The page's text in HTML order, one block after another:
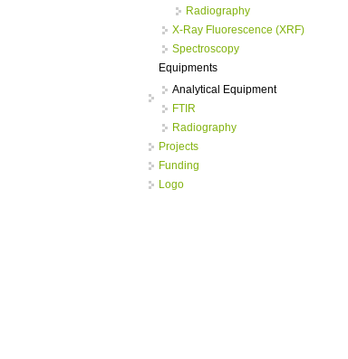
Radiography
X-Ray Fluorescence (XRF)
Spectroscopy
Equipments
Analytical Equipment
FTIR
Radiography
Projects
Funding
Logo